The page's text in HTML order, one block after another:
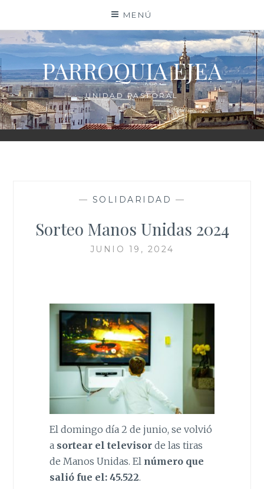
contenido
MENÚ
PARROQUIA EJEA
UNIDAD PASTORAL
— SOLIDARIDAD —
Sorteo Manos Unidas 2024
JUNIO 19, 2024
El domingo día 2 de junio, se volvió
a sortear el televisorde las tiras
de Manos Unidas. El número que
salió fue el: 45.522.